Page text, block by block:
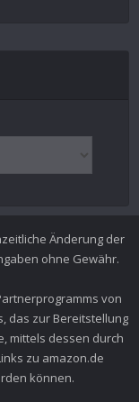
Änderung der
ohne Gewähr.
von
das zur Bereitstellung
mittels dessen durch
zu amazon.de
können.